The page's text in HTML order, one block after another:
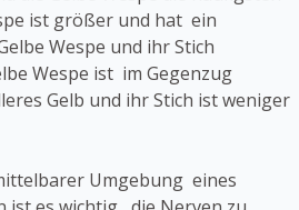
ist größer und hat ein
Wespe und ihr Stich
Wespe ist im Gegenzug
Gelb und ihr Stich ist weniger
Umgebung eines